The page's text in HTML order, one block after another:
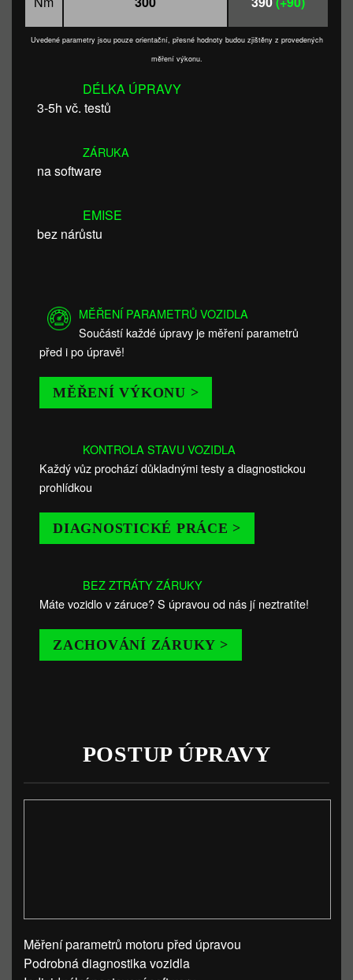
Uvedené parametry jsou pouze orientační, přesné hodnoty budou zjištěny z provedených
měření výkonu.
DÉLKA ÚPRAVY
3-5h vč. testů
ZÁRUKA
na software
EMISE
bez nárůstu
MĚŘENÍ PARAMETRŮ VOZIDLA
Součástí každé úpravy je měření parametrů
před i po úpravě!
MĚŘENÍ VÝKONU >
KONTROLA STAVU VOZIDLA
Každý vůz prochází důkladnými testy a diagnostickou
prohlídkou
DIAGNOSTICKÉ PRÁCE >
BEZ ZTRÁTY ZÁRUKY
Máte vozidlo v záruce? S úpravou od nás jí neztratíte!
ZACHOVÁNÍ ZÁRUKY >
POSTUP ÚPRAVY
Měření parametrů motoru před úpravou
Podrobná diagnostika vozidla